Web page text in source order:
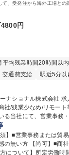
、受発注から海外工場との
。
円
平均残業時間20時間以内
交通費支給 駅近5分以
式会社 求人名 東京都中央区【営
少なめ/リモート等相談可 仕
る当社にて、営業事務
トポジションとして、
業の根幹を支えていただ
場とのスケジュール調
関業者を通して行う輸
】■営業事務または貿
の無い方 【尚可】■商